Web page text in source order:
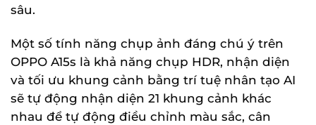
sâu.
Một số tính năng chụp ảnh đáng chú ý trên
OPPO A15s là khả năng chụp HDR, nhận diện
và tối ưu khung cảnh bằng trí tuệ nhân tạo AI
sẽ tự động nhận diện 21 khung cảnh khác
nhau để tự động điều chỉnh màu sắc, cân